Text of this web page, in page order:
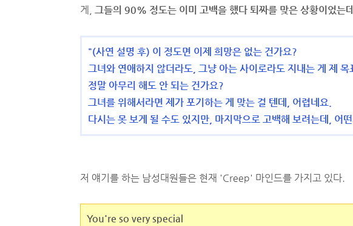
게, 그들의 90% 정도는 이미 고백을 했다 퇴짜를 맞은 상황이었는
"(사연 설명 후) 이 정도면 이제 희망은 없는 건가요?
그녀와 연애하지 않더라도, 그냥 아는 사이로라도 지내는 게 제 목
정말 아무리 해도 안 되는 건가요?
그녀를 위해서라면 제가 포기하는 게 맞는 걸 텐데, 어렵네요.
다시는 못 보게 될 수도 있지만, 마지막으로 고백해 보려는데, 어
저 얘기를 하는 남성대원들은 현재 'Creep' 마인드를 가지고 있다.
You're so very special